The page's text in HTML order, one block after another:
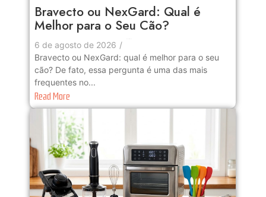
Bravecto ou NexGard: Qual é
Melhor para o Seu Cão?
6 de agosto de 2026 /
Bravecto ou NexGard: qual é melhor para o seu
cão? De fato, essa pergunta é uma das mais
frequentes no...
Read More